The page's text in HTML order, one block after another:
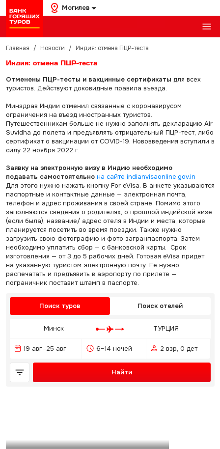
Могилев
Главная / Новости / Индия: отмена ПЦР-теста
Индия: отмена ПЦР-теста
Отменены ПЦР-тесты и вакцинные сертификаты для всех
туристов. Действуют доковидные правила въезда.
Минздрав Индии отменил связанные с коронавирусом
ограничения на въезд иностранных туристов.
Путешественникам больше не нужно заполнять декларацию Air
Suvidha до полета и предъявлять отрицательный ПЦР-тест, либо
сертификат о вакцинации от COVID-19. Нововведения вступили в
силу 22 ноября 2022 г.
Заявку на электронную визу в Индию необходимо
подавать самостоятельно на сайте indianvisaonline.gov.in
Для этого нужно нажать кнопку For eVisa. В анкете указываются
паспортные и контактные данные — электронная почта,
телефон и адрес проживания в своей стране. Помимо этого
заполняются сведения о родителях, о прошлой индийской визе
(если была), название/ адрес отеля в Индии и места, которые
планируется посетить во время поездки. Также нужно
загрузить свою фотографию и фото загранпаспорта. Затем
необходимо уплатить сбор — с банковской карты. Срок
изготовления — от 3 до 5 рабочих дней. Готовая eVisa придет
на указанную туристом электронную почту. Ее нужно
распечатать и предъявить в аэропорту по прилете —
пограничник поставит штамп в паспорте.
Поиск туров Поиск отелей
Минск ТУРЦИЯ
19 авг–25 авг 6–14 ночей 2 взр, 0 дет
Найти